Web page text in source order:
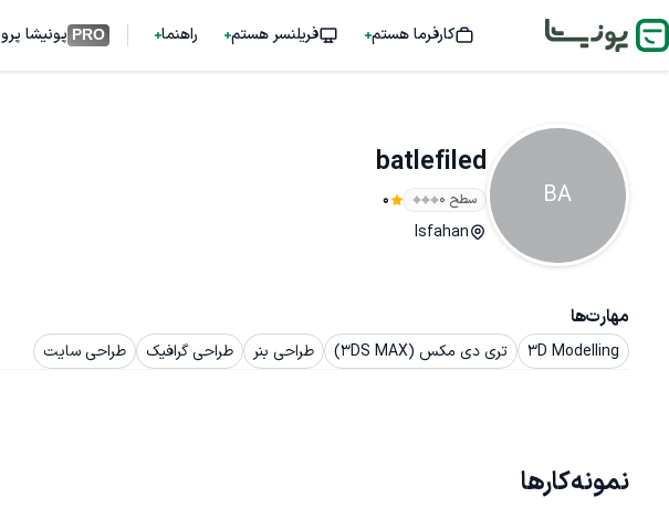
کارفرما هستم فریلنسر هستم راهنما PRO پونیشا پرو
BA
batlefiled
سطح ۰ 0
Isfahan
مهارت‌ها
3D Modelling تری دی مکس (3DS MAX) طراحی بنر طراحی گرافیک طراحی سایت
نمونه‌کارها